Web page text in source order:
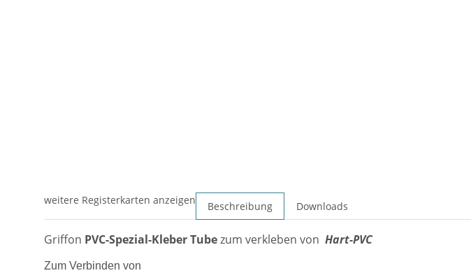
weitere Registerkarten anzeigen Beschreibung Downloads
Griffon PVC-Spezial-Kleber Tubezum verkleben von Hart-PVC
Zum Verbinden von